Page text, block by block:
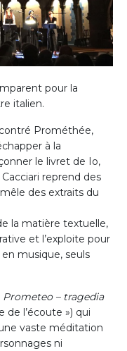
pour la
italien.
Prométhée,
à la
le livret de Io,
reprend des
des extraits du
la matière textuelle,
et l’exploite pour
musique, seuls
Prometeo – tragedia
l’écoute ») qui
vaste méditation
ni